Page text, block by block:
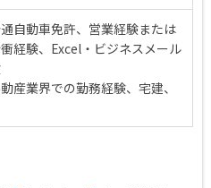
通自動車免許、営業経験または
経験、Excel・ビジネスメール
動産業界での勤務経験、宅建、